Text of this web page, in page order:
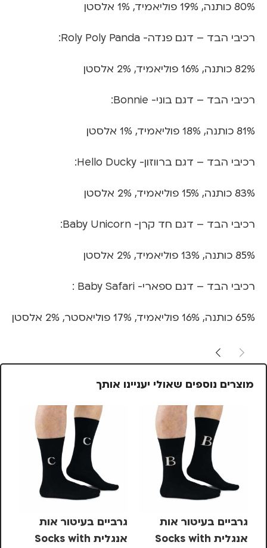
80% כותנה, 19% פוליאמיד, 1% אלסטן
רכיבי הבד – דגם פנדה- Roly Poly Panda:
82% כותנה, 16% פוליאמיד, 2% אלסטן
רכיבי הבד – דגם בוני- Bonnie:
81% כותנה, 18% פוליאמיד, 1% אלסטן
רכיבי הבד – דגם ברווזון- Hello Ducky:
83% כותנה, 15% פוליאמיד, 2% אלסטן
רכיבי הבד – דגם חד קרן- Baby Unicorn:
85% כותנה, 13% פוליאמיד, 2% אלסטן
רכיבי הבד – דגם ספארי- Baby Safari :
65% כותנה, 16% פוליאמיד, 17% פוליאסטר, 2% אלסטן
מוצרים נוספים שאולי יעניינו אותך
גרביים בעיטור אות
אנגלית Socks with
גרביים בעיטור אות
אנגלית Socks with